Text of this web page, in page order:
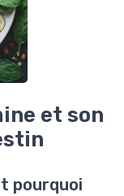
et son
pourquoi